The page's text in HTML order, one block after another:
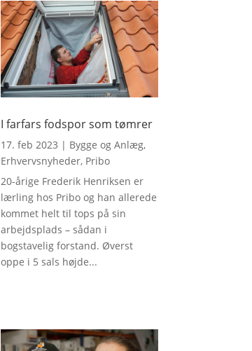
I farfars fodspor som tømrer
17. feb 2023 | Bygge og Anlæg,
Erhvervsnyheder, Pribo
20-årige Frederik Henriksen er
lærling hos Pribo og han allerede
kommet helt til tops på sin
arbejdsplads – sådan i
bogstavelig forstand. Øverst
oppe i 5 sals højde...